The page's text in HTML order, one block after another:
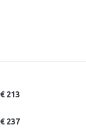
€ 213
€ 237